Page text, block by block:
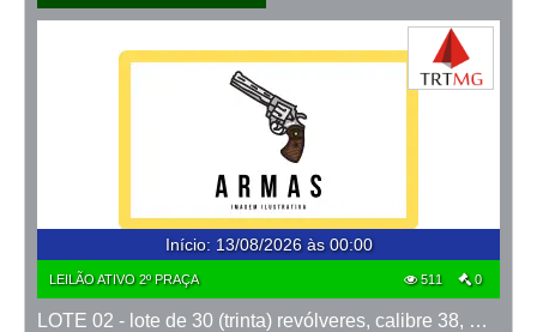
Início: 13/08/2026 às 00:00
LEILÃO ATIVO 2º PRAÇA 511 0
LOTE 02 - lote de 30 (trinta) revólveres, calibre 38, marcas Taurus e Rossi